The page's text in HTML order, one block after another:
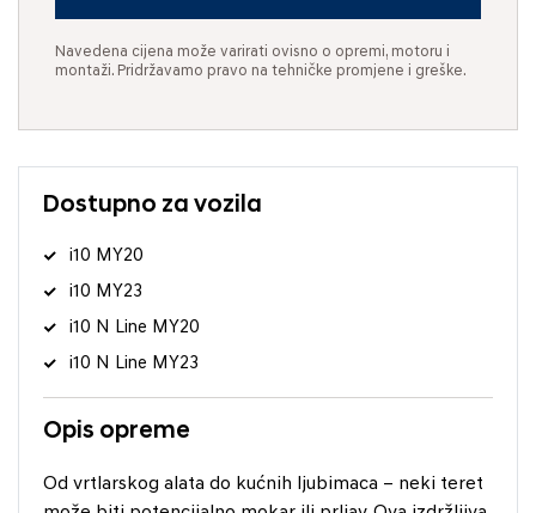
Navedena cijena može varirati ovisno o opremi, motoru i
montaži. Pridržavamo pravo na tehničke promjene i greške.
Dostupno za vozila
i10 MY20
i10 MY23
i10 N Line MY20
i10 N Line MY23
Opis opreme
Od vrtlarskog alata do kućnih ljubimaca – neki teret